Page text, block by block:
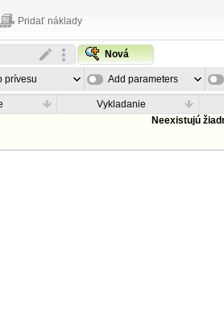
Pridať náklady
Nová
prívesu Add parameters
Vykladanie
Neexistujú